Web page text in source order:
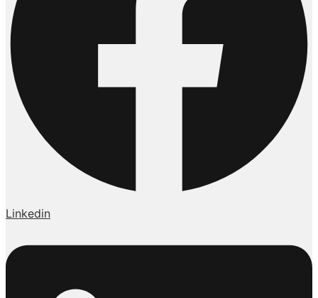
Linkedin